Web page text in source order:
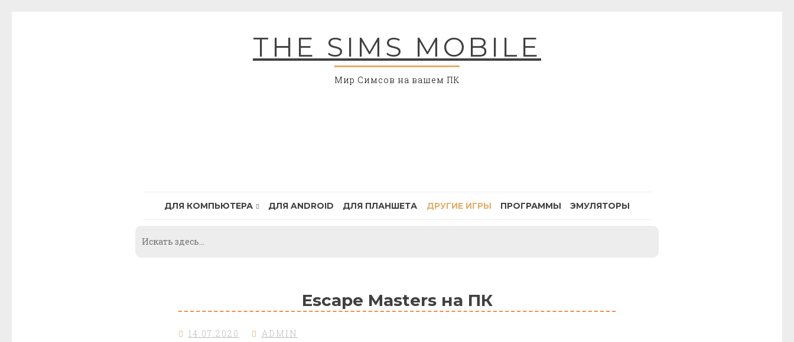
THE SIMS MOBILE
Мир Симсов на вашем ПК
ДЛЯ КОМПЬЮТЕРА ДЛЯ ANDROID ДЛЯ ПЛАНШЕТА ДРУГИЕ ИГРЫ ПРОГРАММЫ ЭМУЛЯТОРЫ
Escape Masters на ПК
14.07.2020 ADMIN